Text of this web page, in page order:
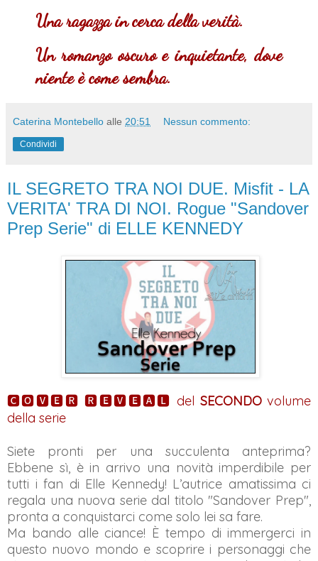
Una ragazza in cerca della verità.
Un romanzo oscuro e inquietante, dove
niente è come sembra.
Caterina Montebello alle 20:51 Nessun commento:
Condividi
IL SEGRETO TRA NOI DUE. Misfit - LA
VERITA' TRA DI NOI. Rogue "Sandover
Prep Serie" di ELLE KENNEDY
🅲🅾🆅🅴🆁 🆁🅴🆅🅴🅰🅻 del SECONDOvolume
della serie
Siete pronti per una succulenta anteprima?
Ebbene sì, è in arrivo una novità imperdibile per
tutti i fan di Elle Kennedy! L’autrice amatissima ci
regala una nuova serie dal titolo "Sandover Prep",
pronta a conquistarci come solo lei sa fare.
Ma bando alle ciance! È tempo di immergerci in
questo nuovo mondo e scoprire i personaggi che